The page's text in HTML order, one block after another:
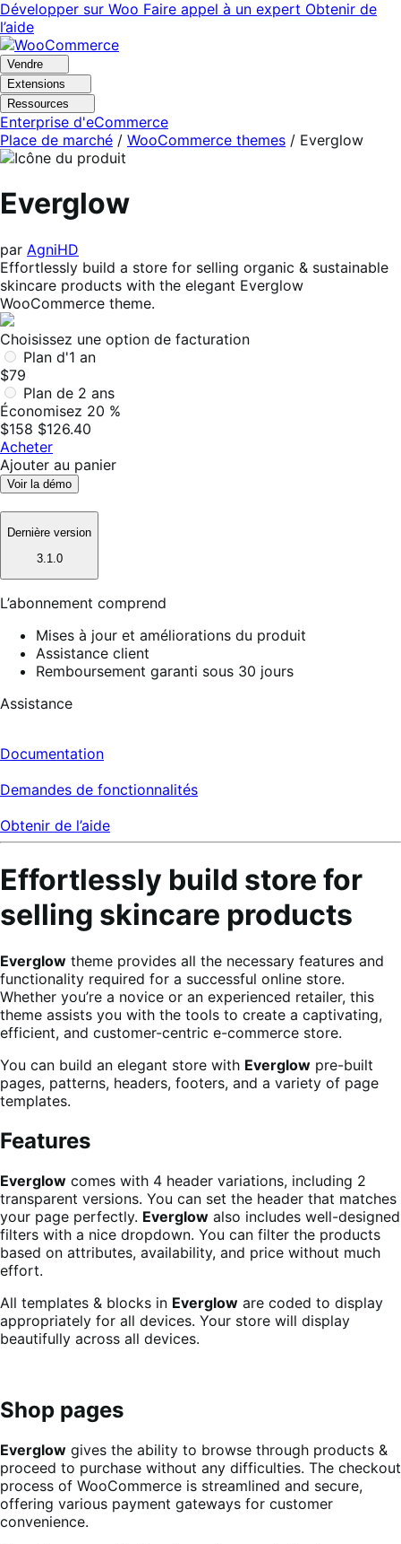
Aller
à
la
navigation
Aller
au
contenu
principal
Développer sur Woo Faire appel à un expert Obtenir de
l’aide
Vendre
Extensions
Ressources
Enterprise d'eCommerce
Place de marché / WooCommerce themes / Everglow
Everglow
par AgniHD
Effortlessly build a store for selling organic & sustainable
skincare products with the elegant Everglow
WooCommerce theme.
Choisissez une option de facturation
Plan d'1 an
$79
Plan de 2 ans
Économisez 20 %
$158 $126.40
Acheter
Ajouter au panier
Voir la démo
Dernière version
3.1.0
L’abonnement comprend
Mises à jour et améliorations du produit
Assistance client
Remboursement garanti sous 30 jours
Assistance
Documentation
Demandes de fonctionnalités
Obtenir de l’aide
Effortlessly build store for
selling skincare products
Everglow theme provides all the necessary features and
functionality required for a successful online store.
Whether you’re a novice or an experienced retailer, this
theme assists you with the tools to create a captivating,
efficient, and customer-centric e-commerce store.
You can build an elegant store with Everglow pre-built
pages, patterns, headers, footers, and a variety of page
templates.
Features
Everglow comes with 4 header variations, including 2
transparent versions. You can set the header that matches
your page perfectly. Everglow also includes well-designed
filters with a nice dropdown. You can filter the products
based on attributes, availability, and price without much
effort.
All templates & blocks in Everglow are coded to display
appropriately for all devices. Your store will display
beautifully across all devices.
Shop pages
Everglow gives the ability to browse through products &
proceed to purchase without any difficulties. The checkout
process of WooCommerce is streamlined and secure,
offering various payment gateways for customer
convenience.